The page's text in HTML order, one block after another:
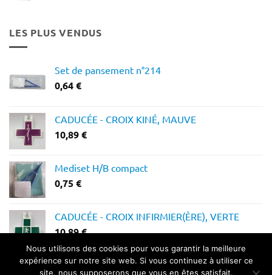
LES PLUS VENDUS
Set de pansement n°214
0,64€
CADUCÉE - CROIX KINÉ, MAUVE
10,89€
Mediset H/B compact
0,75€
CADUCÉE - CROIX INFIRMIER(ÈRE), VERTE
10,89€
Nous utilisons des cookies pour vous garantir la meilleure
expérience sur notre site web. Si vous continuez à utiliser ce
site, nous supposerons que vous en êtes satisfait.